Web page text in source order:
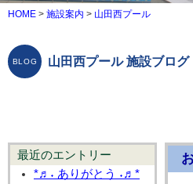
HOME > 施設案内 > 山田西プール
山田西プール 施設ブログ
最近のエントリー
*♬˖ ありがとう ˖♬*